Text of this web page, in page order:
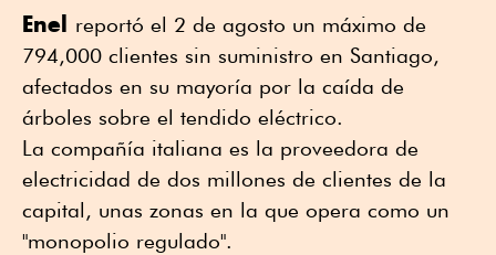
Enel reportó el 2 de agosto un máximo de
794,000 clientes sin suministro en Santiago,
afectados en su mayoría por la caída de
árboles sobre el tendido eléctrico.
La compañía italiana es la proveedora de
electricidad de dos millones de clientes de la
capital, unas zonas en la que opera como un
"monopolio regulado".